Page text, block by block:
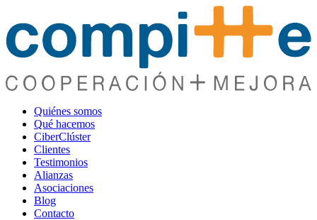
Quiénes somos
Qué hacemos
CiberClúster
Clientes
Testimonios
Alianzas
Asociaciones
Blog
Contacto